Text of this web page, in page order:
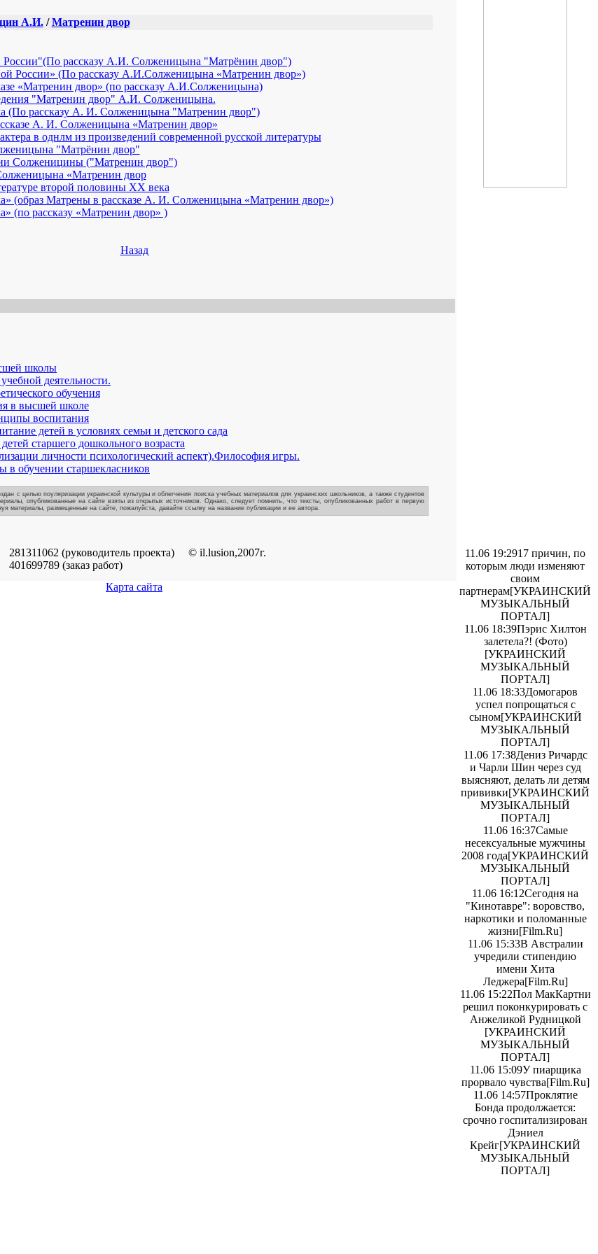
11.06 19:2917 причин, по
которым люди изменяют
своим
партнерам[УКРАИНСКИЙ
МУЗЫКАЛЬНЫЙ
ПОРТАЛ]
11.06 18:39Пэрис Хилтон
залетела?! (Фото)
[УКРАИНСКИЙ
МУЗЫКАЛЬНЫЙ
ПОРТАЛ]
11.06 18:33Домогаров
успел попрощаться с
сыном[УКРАИНСКИЙ
МУЗЫКАЛЬНЫЙ
ПОРТАЛ]
11.06 17:38Дениз Ричардс
и Чарли Шин через суд
выясняют, делать ли детям
прививки[УКРАИНСКИЙ
МУЗЫКАЛЬНЫЙ
ПОРТАЛ]
11.06 16:37Самые
несексуальные мужчины
2008 года[УКРАИНСКИЙ
МУЗЫКАЛЬНЫЙ
ПОРТАЛ]
11.06 16:12Сегодня на
"Кинотавре": воровство,
наркотики и поломанные
жизни[Film.Ru]
11.06 15:33В Австралии
учредили стипендию
имени Хита
Леджера[Film.Ru]
11.06 15:22Пол МакКартни
решил поконкурировать с
Анжеликой Рудницкой
[УКРАИНСКИЙ
МУЗЫКАЛЬНЫЙ
ПОРТАЛ]
11.06 15:09У пиарщика
прорвало чувства[Film.Ru]
11.06 14:57Проклятие
Бонда продолжается:
срочно госпитализирован
Дэниел
Крейг[УКРАИНСКИЙ
МУЗЫКАЛЬНЫЙ
ПОРТАЛ]
А.И./Матренин двор
России"(По рассказу А.И. Солженицына "Матрёнин двор")
России» (По рассказу А.И.Солженицына «Матренин двор»)
«Матренин двор» (по рассказу А.И.Солженицына)
"Матренин двор" А.И. Солженицына.
(По рассказу А. И. Солженицына "Матренин двор")
А. И. Солженицына «Матренин двор»
в однлм из произведений современной русской литературы
"Матрёнин двор"
Солженицины ("Матренин двор")
«Матренин двор
второй половины XX века
(образ Матрены в рассказе А. И. Солженицына «Матренин двор»)
(по рассказу «Матренин двор» )
Назад
школы
деятельности.
обучения
в высшей школе
воспитания
детей в условиях семьи и детского сада
старшего дошкольного возраста
личности психологический аспект).Философия игры.
в обучении старшекласников
с целью поуляризации украинской культуры и облегчения поиска учебных материалов для украинских школьников, а также студентов
опубликованные на сайте взяты из открытых источников. Однако, следует помнить, что тексты, опубликованных работ в первую
материалы, размещенные на сайте, пожалуйста, давайте ссылку на название публикации и ее автора.
281311062 (руководитель проекта)
401699789 (заказ работ)
© il.lusion,2007г.
Карта сайта